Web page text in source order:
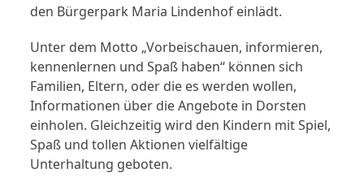
den Bürgerpark Maria Lindenhof einlädt.
Unter dem Motto „Vorbeischauen, informieren,
kennenlernen und Spaß haben“ können sich
Familien, Eltern, oder die es werden wollen,
Informationen über die Angebote in Dorsten
einholen. Gleichzeitig wird den Kindern mit Spiel,
Spaß und tollen Aktionen vielfältige
Unterhaltung geboten.